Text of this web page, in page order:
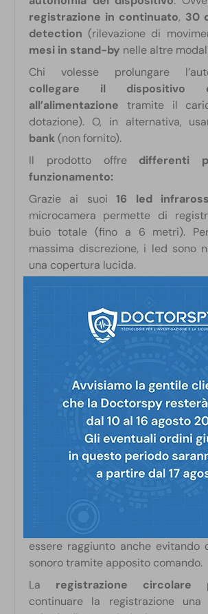
registrazione in continuato, 30
detection (rilevazione di
mesi in stand-by nelle altre
Chi volesse prolungare
collegare il dispositivo
all’alimentazione tramite il
dotazione). O, in alternativa,
bank(non fornito).
Il prodotto offredifferenti
funzionamento:
Grazie ai suoi16 led
microcamera permette di
buio totale (fino a 6 metri).
massima discrezione, i led sono
una copertura lucida.
l’ambiente ha sempre
In caso contrario, meglio
. Impostare su
digitale integrato. I file (in formato
salvati su unascheda di memoria
capacità massima supportata è di
La quantità di memoria
anzitutto dalla qualità video. E’
tra due risoluzioni:720p (1280 x
(640 x 360)
una qualità migliore mentre a
tempi di registrazione.
essere raggiunto anche evitando
sonoro tramite apposito comando.
La registrazione circolare
continuare la registrazione